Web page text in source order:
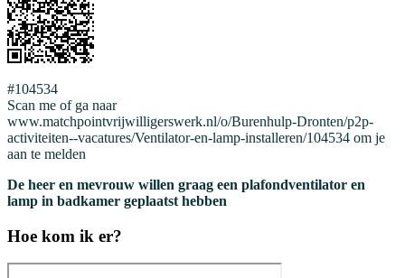
#104534
Scan me of ga naar
www.matchpointvrijwilligerswerk.nl/o/Burenhulp-Dronten/p2p-
activiteiten--vacatures/Ventilator-en-lamp-installeren/104534 om je
aan te melden
De heer en mevrouw willen graag een plafondventilator en
lamp in badkamer geplaatst hebben
Hoe kom ik er?